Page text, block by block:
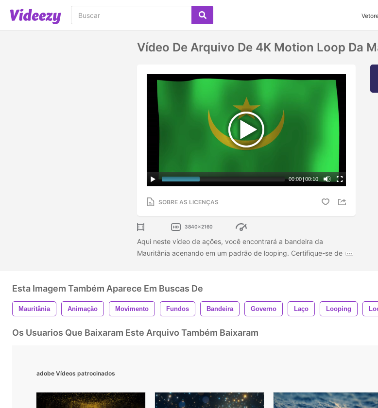
Vídeo De Arquivo De 4K Motion Loop Da
00:00|00:10
SOBRE AS LICENÇAS
3840x2160
Aqui neste vídeo de ações, você encontrará a bandeira da
Mauritânia acenando em um padrão de looping. Certifique-se de
Esta Imagem Também Aparece Em Buscas De
Mauritânia Animação Movimento Fundos Bandeira Governo Laço Looping
Os Usuarios Que Baixaram Este Arquivo Também Baixaram
adobe Vídeos patrocinados